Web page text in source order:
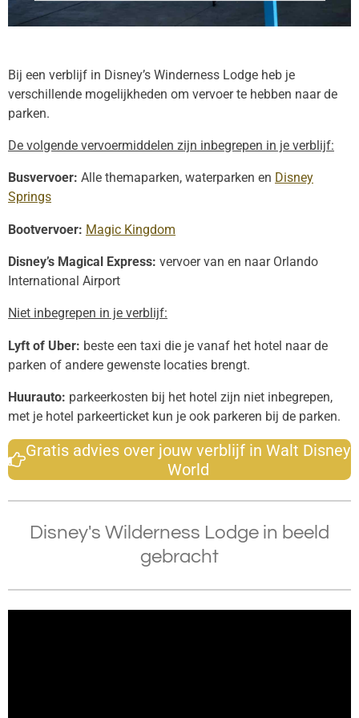
Bij een verblijf in Disney’s Winderness Lodge heb je
verschillende mogelijkheden om vervoer te hebben naar de
parken.
De volgende vervoermiddelen zijn inbegrepen in je verblijf:
Busvervoer: Alle themaparken, waterparken en Disney
Springs
Bootvervoer: Magic Kingdom
Disney’s Magical Express: vervoer van en naar Orlando
International Airport
Niet inbegrepen in je verblijf:
Lyft of Uber: beste een taxi die je vanaf het hotel naar de
parken of andere gewenste locaties brengt.
Huurauto: parkeerkosten bij het hotel zijn niet inbegrepen,
met je hotel parkeerticket kun je ook parkeren bij de parken.
Gratis advies over jouw verblijf in Walt Disney
World
Disney's Wilderness Lodge in beeld
gebracht